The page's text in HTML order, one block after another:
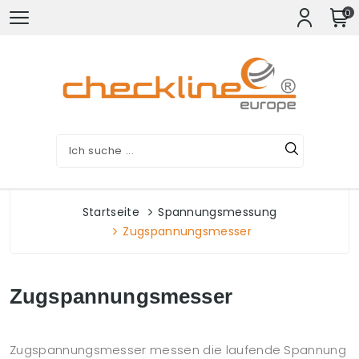
0
Startseite
Spannungsmessung
Zugspannungsmesser
Zugspannungsmesser
Zugspannungsmesser messen die laufende Spannung